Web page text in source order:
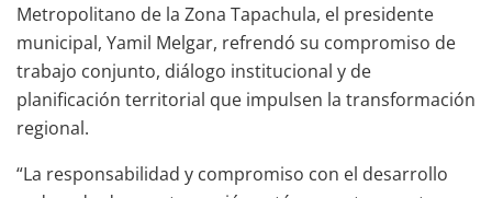
Metropolitano de la Zona Tapachula, el presidente
municipal, Yamil Melgar, refrendó su compromiso de
trabajo conjunto, diálogo institucional y de
planificación territorial que impulsen la transformación
regional.
“La responsabilidad y compromiso con el desarrollo